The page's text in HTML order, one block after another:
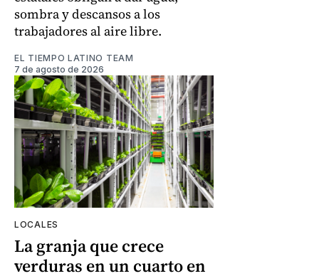
sombra y descansos a los
trabajadores al aire libre.
EL TIEMPO LATINO TEAM
7 de agosto de 2026
LOCALES
La granja que crece
verduras en un cuarto en